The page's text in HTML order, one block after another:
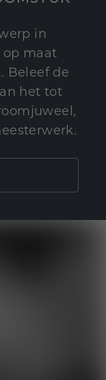
in
maat
Beleef de
het tot